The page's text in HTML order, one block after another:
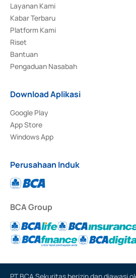
Layanan Kami
Kabar Terbaru
Platform Kami
Riset
Bantuan
Pengaduan Nasabah
Download Aplikasi
Google Play
App Store
Windows App
Perusahaan Induk
BCA Group